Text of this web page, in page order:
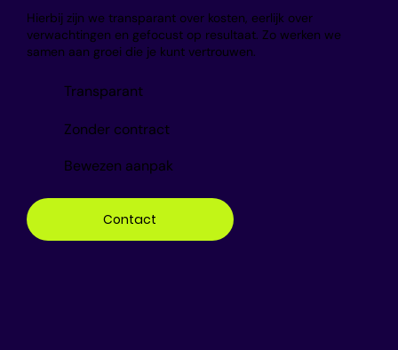
Hierbij zijn we transparant over kosten, eerlijk over
verwachtingen en gefocust op resultaat. Zo werken we
samen aan groei die je kunt vertrouwen.
Transparant
Zonder contract
Bewezen aanpak
Contact